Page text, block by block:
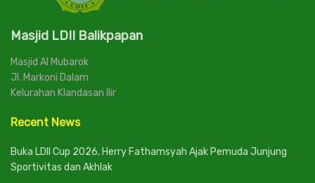
Masjid LDII Balikpapan
Masjid Al Mubarok
Jl. Markoni Dalam
Kelurahan Klandasan Ilir
Recent News
Buka LDII Cup 2026, Herry Fathamsyah Ajak Pemuda Junjung
Sportivitas dan Akhlak